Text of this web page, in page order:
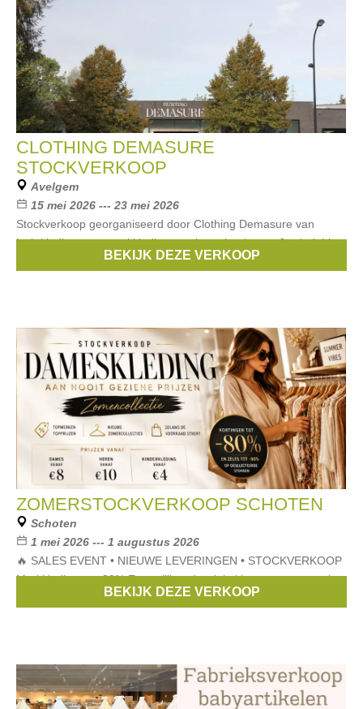
CLOTHING DEMASURE
STOCKVERKOOP
Avelgem
15 mei 2026 --- 23 mei 2026
Stockverkoop georganiseerd door Clothing Demasure van
jachtkleding en casual kleding aan hoge kortingen. Je vindt hier
merken zoals oa. Barbour en laarzen van Aigle.
BEKIJK DEZE VERKOOP
ZOMERSTOCKVERKOOP SCHOTEN
Schoten
1 mei 2026 --- 1 augustus 2026
🔥 SALES EVENT • NIEUWE LEVERINGEN • STOCKVERKOOP
Merkkleding tot -80% En eerlijk… de winkel hangt momenteel
voller dan ooit 😅👀 Zoveel nieuwe leveringen binnengekomen
BEKIJK DEZE VERKOOP